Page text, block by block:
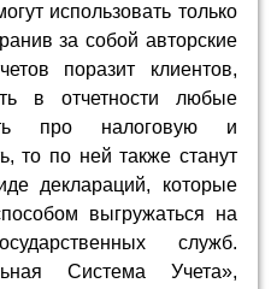
использовать только
за собой авторские
поразит клиентов,
в отчетности любые
про налоговую и
то по ней также станут
деклараций, которые
выгружаться на
служб.
Система Учета»,